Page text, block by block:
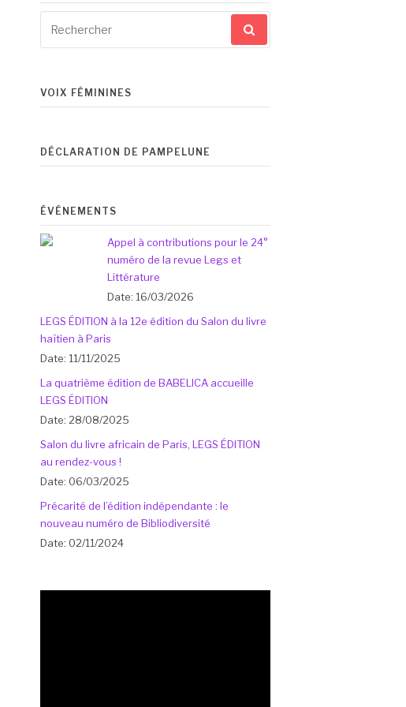
pour
:
VOIX FÉMININES
DÉCLARATION DE PAMPELUNE
ÉVÉNEMENTS
Appel à contributions pour le 24°
numéro de la revue Legs et
Littérature
Date: 16/03/2026
LEGS ÉDITION à la 12e édition du Salon du livre
haïtien à Paris
Date: 11/11/2025
La quatrième édition de BABELICA accueille
LEGS ÉDITION
Date: 28/08/2025
Salon du livre africain de Paris, LEGS ÉDITION
au rendez-vous !
Date: 06/03/2025
Précarité de l’édition indépendante : le
nouveau numéro de Bibliodiversité
Date: 02/11/2024